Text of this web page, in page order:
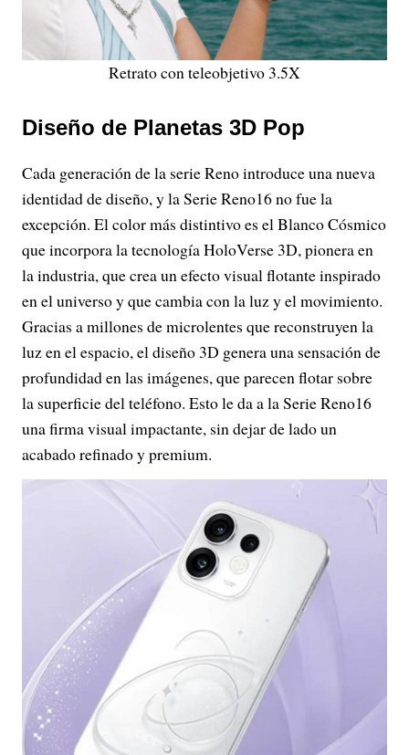
Retrato con teleobjetivo 3.5X
Diseño de Planetas 3D Pop
Cada generación de la serie Reno introduce una nueva
identidad de diseño, y la Serie Reno16 no fue la
excepción. El color más distintivo es el Blanco Cósmico
que incorpora la tecnología HoloVerse 3D, pionera en
la industria, que crea un efecto visual flotante inspirado
en el universo y que cambia con la luz y el movimiento.
Gracias a millones de microlentes que reconstruyen la
luz en el espacio, el diseño 3D genera una sensación de
profundidad en las imágenes, que parecen flotar sobre
la superficie del teléfono. Esto le da a la Serie Reno16
una firma visual impactante, sin dejar de lado un
acabado refinado y premium.